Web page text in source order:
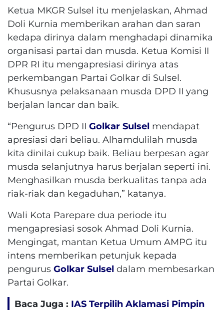
Ketua MKGR Sulsel itu menjelaskan, Ahmad
Doli Kurnia memberikan arahan dan saran
kedapa dirinya dalam menghadapi dinamika
organisasi partai dan musda. Ketua Komisi II
DPR RI itu mengapresiasi dirinya atas
perkembangan Partai Golkar di Sulsel.
Khususnya pelaksanaan musda DPD II yang
berjalan lancar dan baik.
“Pengurus DPD II Golkar Sulsel mendapat
apresiasi dari beliau. Alhamdulilah musda
kita dinilai cukup baik. Beliau berpesan agar
musda selanjutnya harus berjalan seperti ini.
Menghasilkan musda berkualitas tanpa ada
riak-riak dan kegaduhan,” katanya.
Wali Kota Parepare dua periode itu
mengapresiasi sosok Ahmad Doli Kurnia.
Mengingat, mantan Ketua Umum AMPG itu
intens memberikan petunjuk kepada
pengurus Golkar Sulsel dalam membesarkan
Partai Golkar.
Baca Juga : IAS Terpilih Aklamasi Pimpin